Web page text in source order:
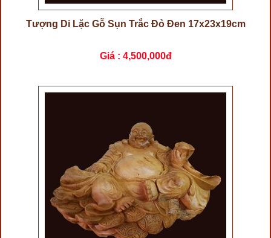
Tượng Di Lặc Gỗ Sụn Trắc Đỏ Đen 17x23x19cm
Giá : 4,500,000đ